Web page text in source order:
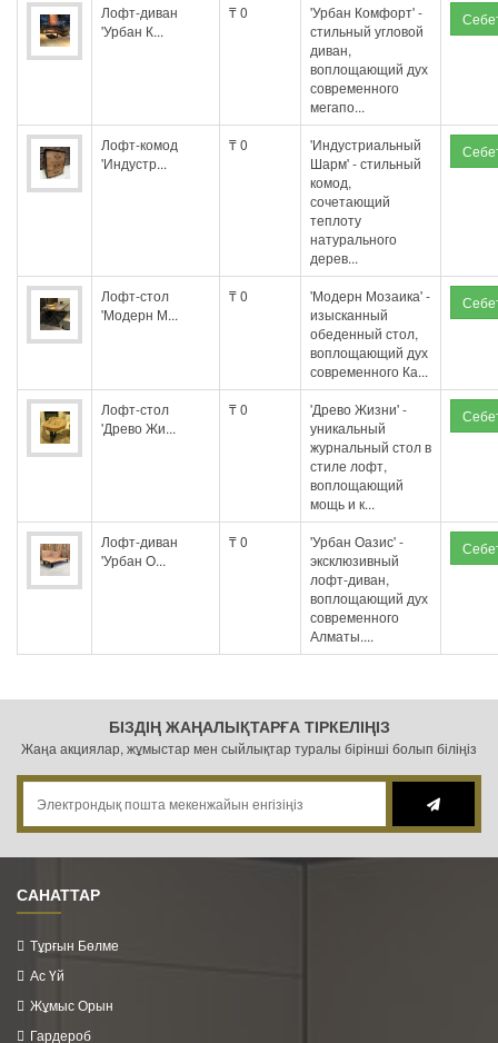
Лофт-диван
'Урбан К...
₸ 0
'Урбан Комфорт' -
стильный угловой
диван,
воплощающий дух
современного
мегапо...
Лофт-комод
'Индустр...
₸ 0
'Индустриальный
Шарм' - стильный
комод,
сочетающий
теплоту
натурального
дерев...
Лофт-стол
'Модерн М...
₸ 0
'Модерн Мозаика' -
изысканный
обеденный стол,
воплощающий дух
современного Ка...
Лофт-стол
'Древо Жи...
₸ 0
'Древо Жизни' -
уникальный
журнальный стол в
стиле лофт,
воплощающий
мощь и к...
Лофт-диван
'Урбан О...
₸ 0
'Урбан Оазис' -
эксклюзивный
лофт-диван,
воплощающий дух
современного
Алматы....
БІЗДІҢ ЖАҢАЛЫҚТАРҒА ТІРКЕЛІҢІЗ
Жаңа акциялар, жұмыстар мен сыйлықтар туралы бірінші болып біліңіз
САНАТТАР
Тұрғын Бөлме
Ас Үй
Жұмыс Орын
Гардероб